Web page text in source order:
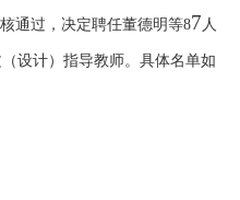
通过，决定聘任董德明等87 人
设计）指导教师。具体名单如